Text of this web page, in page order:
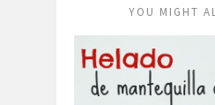
YOU MIGHT